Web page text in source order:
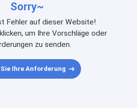
Sorry~
Fehler auf dieser Website!
um Ihre Vorschläge oder
zu senden.
Sie Ihre Anforderung